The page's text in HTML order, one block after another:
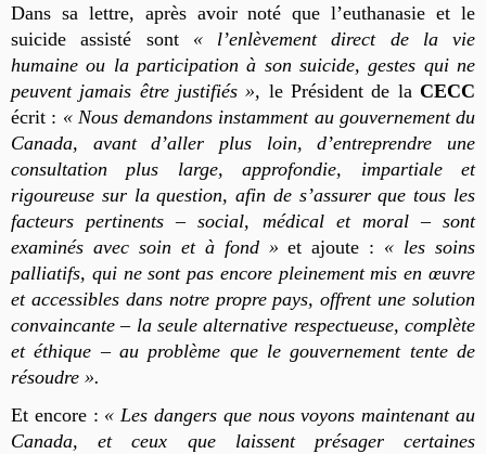
Dans sa lettre, après avoir noté que l’euthanasie et le
suicide assisté sont « l’enlèvement direct de la vie
humaine ou la participation à son suicide, gestes qui ne
peuvent jamais être justifiés », le Président de laCECC
écrit : « Nous demandons instamment au gouvernement du
Canada, avant d’aller plus loin, d’entreprendre une
consultation plus large, approfondie, impartiale et
rigoureuse sur la question, afin de s’assurer que tous les
facteurs pertinents – social, médical et moral – sont
examinés avec soin et à fond »et ajoute : « les soins
palliatifs, qui ne sont pas encore pleinement mis en œuvre
et accessibles dans notre propre pays, offrent une solution
convaincante – la seule alternative respectueuse, complète
et éthique – au problème que le gouvernement tente de
résoudre ».
Et encore : « Les dangers que nous voyons maintenant au
Canada, et ceux que laissent présager certaines